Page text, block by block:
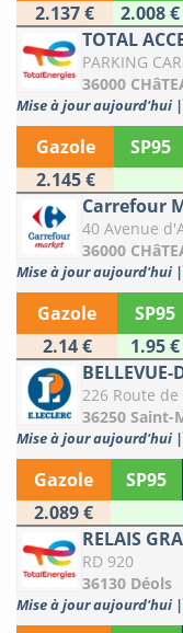
2.137 €
2.008 €
TOTAL
PARKING
36000
Mise à jour aujourd'hui |
Gazole SP95
2.145 €
Carrefour
40 Avenue
36000
Mise à jour aujourd'hui |
Gazole SP95
2.14 €
1.95 €
226 Route de
36250 Saint-
Mise à jour aujourd'hui |
Gazole SP95
2.089 €
RELAIS
RD 920
36130 Déols
Mise à jour aujourd'hui |